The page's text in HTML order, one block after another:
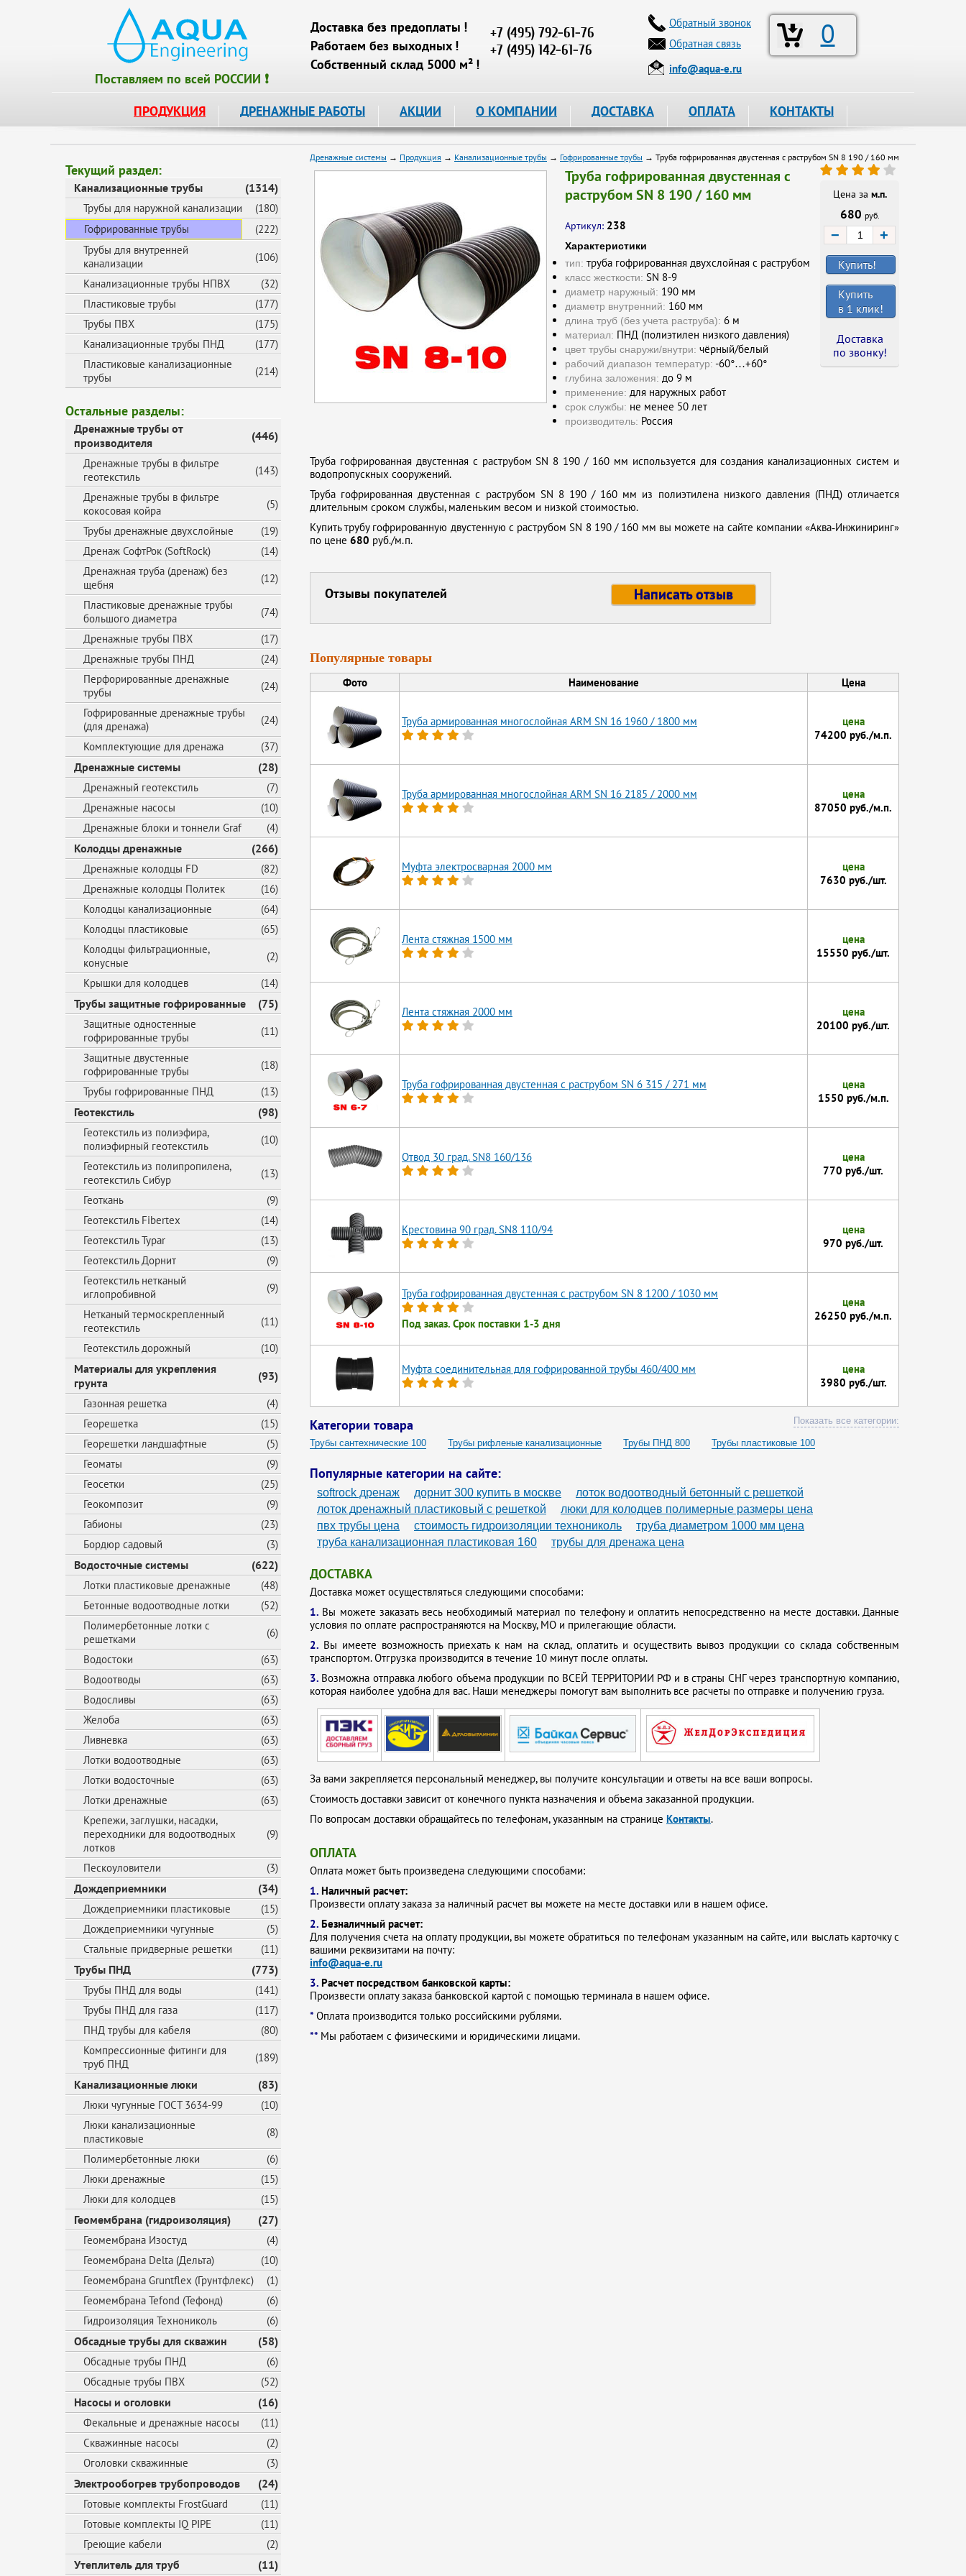
Поставляем по всей РОССИИ ❗
Доставка без предоплаты !
Работаем без выходных !
Собственный склад 5000 м² !
+7 (495) 792-61-76
+7 (495) 142-61-76
0
Обратный звонок
Обратная связь
info@aqua-e.ru
ПРОДУКЦИЯ ДРЕНАЖНЫЕ РАБОТЫ АКЦИИ О КОМПАНИИ ДОСТАВКА ОПЛАТА КОНТАКТЫ
Текущий раздел:
Канализационные трубы (1314)
Трубы для наружной канализации
(180)
Гофрированные трубы
(222)
Трубы для внутренней
канализации
(106)
Канализационные трубы НПВХ
(32)
Пластиковые трубы
(177)
Трубы ПВХ
(175)
Канализационные трубы ПНД
(177)
Пластиковые канализационные
трубы
(214)
Остальные разделы:
Дренажные трубы от
производителя
(446)
Дренажные трубы в фильтре
геотекстиль
(143)
Дренажные трубы в фильтре
кокосовая койра
(5)
Трубы дренажные двухслойные
(19)
Дренаж СофтРок (SoftRock)
(14)
Дренажная труба (дренаж) без
щебня
(12)
Пластиковые дренажные трубы
большого диаметра
(74)
Дренажные трубы ПВХ
(17)
Дренажные трубы ПНД
(24)
Перфорированные дренажные
трубы
(24)
Гофрированные дренажные трубы
(для дренажа)
(24)
Комплектующие для дренажа
(37)
Дренажные системы (28)
Дренажный геотекстиль
(7)
Дренажные насосы
(10)
Дренажные блоки и тоннели Graf
(4)
Колодцы дренажные (266)
Дренажные колодцы FD
(82)
Дренажные колодцы Политек
(16)
Колодцы канализационные
(64)
Колодцы пластиковые
(65)
Колодцы фильтрационные,
конусные
(2)
Крышки для колодцев
(14)
Трубы защитные гофрированные (75)
Защитные одностенные
гофрированные трубы
(11)
Защитные двустенные
гофрированные трубы
(18)
Трубы гофрированные ПНД
(13)
Геотекстиль (98)
Геотекстиль из полиэфира,
полиэфирный геотекстиль
(10)
Геотекстиль из полипропилена,
геотекстиль Сибур
(13)
Геоткань
(9)
Геотекстиль Fibertex
(14)
Геотекстиль Typar
(13)
Геотекстиль Дорнит
(9)
Геотекстиль нетканый
иглопробивной
(9)
Нетканый термоскрепленный
геотекстиль
(11)
Геотекстиль дорожный
(10)
Материалы для укрепления
грунта
(93)
Газонная решетка
(4)
Георешетка
(15)
Георешетки ландшафтные
(5)
Геоматы
(9)
Геосетки
(25)
Геокомпозит
(9)
Габионы
(23)
Бордюр садовый
(3)
Водосточные системы (622)
Лотки пластиковые дренажные
(48)
Бетонные водоотводные лотки
(52)
Полимербетонные лотки с
решетками
(6)
Водостоки
(63)
Водоотводы
(63)
Водосливы
(63)
Желоба
(63)
Ливневка
(63)
Лотки водоотводные
(63)
Лотки водосточные
(63)
Лотки дренажные
(63)
Крепежи, заглушки, насадки,
переходники для водоотводных
лотков
(9)
Пескоуловители (3)
Дождеприемники (34)
Дождеприемники пластиковые
(15)
Дождеприемники чугунные
(5)
Стальные придверные решетки
(11)
Трубы ПНД (773)
Трубы ПНД для воды
(141)
Трубы ПНД для газа
(117)
ПНД трубы для кабеля
(80)
Компрессионные фитинги для
труб ПНД
(189)
Канализационные люки (83)
Люки чугунные ГОСТ 3634-99
(10)
Люки канализационные
пластиковые
(8)
Полимербетонные люки
(6)
Люки дренажные
(15)
Люки для колодцев
(15)
Геомембрана (гидроизоляция) (27)
Геомембрана Изостуд
(4)
Геомембрана Delta (Дельта)
(10)
Геомембрана Gruntflex (Грунтфлекс)
(1)
Геомембрана Tefond (Тефонд)
(6)
Гидроизоляция Технониколь
(6)
Обсадные трубы для скважин (58)
Обсадные трубы ПНД
(6)
Обсадные трубы ПВХ
(52)
Насосы и оголовки (16)
Фекальные и дренажные насосы
(11)
Скважинные насосы
(2)
Оголовки скважинные
(3)
Электрообогрев трубопроводов (24)
Готовые комплекты FrostGuard
(11)
Готовые комплекты IQ PIPE
(11)
Греющие кабели
(2)
Утеплитель для труб (11)
Дренажные системы → Продукция → Канализационные трубы → Гофрированные трубы → Труба гофрированная двустенная с раструбом SN 8 190 / 160 мм
Труба гофрированная двустенная с
раструбом SN 8 190 / 160 мм
Артикул: 238
Характеристики
тип: труба гофрированная двухслойная с раструбом
класс жесткости: SN 8-9
диаметр наружный: 190 мм
диаметр внутренний: 160 мм
длина труб (без учета раструба): 6 м
материал: ПНД (полиэтилен низкого давления)
цвет трубы снаружи/внутри: чёрный/белый
рабочий диапазон температур: -60°…+60°
глубина заложения: до 9 м
применение: для наружных работ
срок службы: не менее 50 лет
производитель: Россия
Цена за м.п.
680 руб.
− +
Купить!
Купить
в 1 клик!
Доставка
по звонку !
Труба гофрированная двустенная с раструбом SN 8 190 / 160 мм используется для создания канализационных систем и
водопропускных сооружений.
Труба гофрированная двустенная с раструбом SN 8 190 / 160 мм из полиэтилена низкого давления (ПНД) отличается
длительным сроком службы, маленьким весом и низкой стоимостью.
Купить трубу гофрированную двустенную с раструбом SN 8 190 / 160 мм вы можете на сайте компании «Аква‑Инжиниринг»
по цене 680 руб./м.п.
Отзывы покупателей Написать отзыв
Популярные товары
Фото Наименование Цена
Труба армированная многослойная ARM SN 16 1960 / 1800 мм
цена
74200 руб./м.п.
Труба армированная многослойная ARM SN 16 2185 / 2000 мм
цена
87050 руб./м.п.
Муфта электросварная 2000 мм
цена
7630 руб./шт.
Лента стяжная 1500 мм
цена
15550 руб./шт.
Лента стяжная 2000 мм
цена
20100 руб./шт.
Труба гофрированная двустенная с раструбом SN 6 315 / 271 мм
цена
1550 руб./м.п.
Отвод 30 град. SN8 160/136
цена
770 руб./шт.
Крестовина 90 град. SN8 110/94
цена
970 руб./шт.
Труба гофрированная двустенная с раструбом SN 8 1200 / 1030 мм
Под заказ. Срок поставки 1-3 дня
цена
26250 руб./м.п.
Муфта соединительная для гофрированной трубы 460/400 мм
цена
3980 руб./шт.
Категории товара Показать все категории:
Трубы сантехнические 100 Трубы рифленые канализационные Трубы ПНД 800
Трубы пластиковые 100
Трубы дренажные 500 гофрированные
Трубы для ливневой канализации 110 гофрированные
Трубы диаметром 100 мм
Трубы двухслойные гофрированные 200
Трубы гофрированные 110
Трубы 230 мм внешний диаметр стальные Трубы 1000мм
Сантехнические трубы 100 мм
Пластиковые трубы 100мм
Двухслойные гофрированные трубы 400 Гофры 110
Гофротрубы 110 мм для канализации
Гофрированные трубы для канализации
Гофрированные трубы для водопровода
Гофрированные трубы 300мм для заезда
Гибкие трубы для канализации 110
Гибкие трубы 110
Атмосферостойкие гофрированные трубы
630 мм в м
Популярные категории на сайте:
softrock дренаж дорнит 300 купить в москве
лоток водоотводный бетонный с решеткой
лоток дренажный пластиковый с решеткой
люки для колодцев полимерные размеры цена
пвх трубы цена
стоимость гидроизоляции технониколь
труба диаметром 1000 мм цена
труба канализационная пластиковая 160
трубы для дренажа цена
ДОСТАВКА
Доставка может осуществляться следующими способами:
1. Вы можете заказать весь необходимый материал по телефону и оплатить непосредственно на месте доставки. Данные
условия по оплате распространяются на Москву, МО и прилегающие области.
2. Вы имеете возможность приехать к нам на склад, оплатить и осуществить вывоз продукции со склада собственным
транспортом. Отгрузка производится в течение 10 минут после оплаты.
3. Возможна отправка любого объема продукции по ВСЕЙ ТЕРРИТОРИИ РФ и в страны СНГ через транспортную компанию,
которая наиболее удобна для вас. Наши менеджеры помогут вам выполнить все расчеты по отправке и получению груза.
За вами закрепляется персональный менеджер, вы получите консультации и ответы на все ваши вопросы.
Стоимость доставки зависит от конечного пункта назначения и объема заказанной продукции.
По вопросам доставки обращайтесь по телефонам, указанным на странице Контакты.
ОПЛАТА
Оплата может быть произведена следующими способами:
1. Наличный расчет:
Произвести оплату заказа за наличный расчет вы можете на месте доставки или в нашем офисе.
2. Безналичный расчет:
Для получения счета на оплату продукции, вы можете обратиться по телефонам указанным на сайте, или выслать карточку с
вашими реквизитами на почту:
info@aqua-e.ru
3. Расчет посредством банковской карты:
Произвести оплату заказа банковской картой с помощью терминала в нашем офисе.
* Оплата производится только российскими рублями.
** Мы работаем с физическими и юридическими лицами.